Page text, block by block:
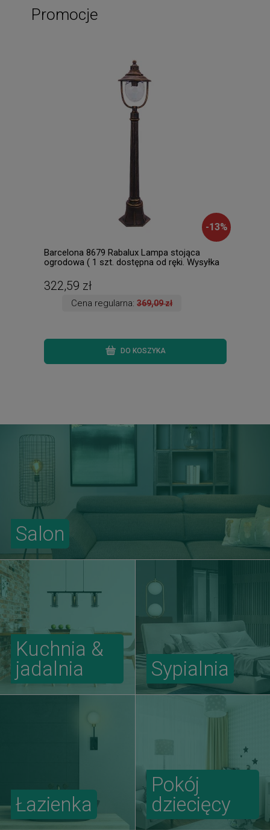
Promocje
-13%
Barcelona 8679 Rabalux Lampa stojąca
ogrodowa ( 1 szt. dostępna od ręki. Wysyłka
322,59 zł
Cena regularna:369,09 zł
DO KOSZYKA
Salon
Kuchnia &
jadalnia
Sypialnia
Łazienka
Pokój
dziecięcy